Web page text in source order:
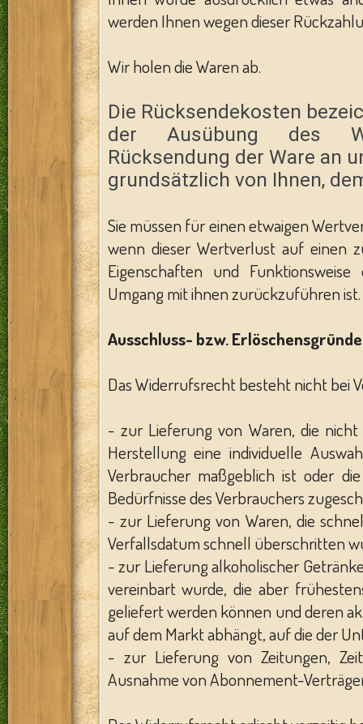
werden Ihnen wegen dieser
Wir holen die Waren ab.
Die Rücksendekosten
der Ausübung des
Rücksendung der Ware an
grundsätzlich von Ihnen,
Sie müssen für einen etwaigen
wenn dieser Wertverlust auf einen
Eigenschaften und
Umgang mit ihnen zurückzuführen ist.
Ausschluss- bzw. Erlöschensgründe
Das Widerrufsrecht besteht nicht bei
- zur Lieferung von Waren, die
Herstellung eine individuelle
Verbraucher maßgeblich ist oder
Bedürfnisse des Verbrauchers
- zur Lieferung von Waren, die
Verfallsdatum schnell überschritten
- zur Lieferung alkoholischer
vereinbart wurde, die aber
geliefert werden können und deren
auf dem Markt abhängt, auf die der
- zur Lieferung von Zeitungen,
Ausnahme von Abonnement-